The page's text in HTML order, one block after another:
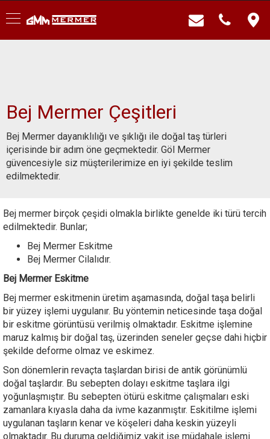
Bej Mermer Çeşitleri
Bej Mermer dayanıklılığı ve şıklığı ile doğal taş türleri
içerisinde bir adım öne geçmektedir. Göl Mermer
güvencesiyle siz müşterilerimize en iyi şekilde teslim
edilmektedir.
Bej mermer birçok çeşidi olmakla birlikte genelde iki türü tercih
edilmektedir. Bunlar;
Bej Mermer Eskitme
Bej Mermer Cilalıdır.
Bej Mermer Eskitme
Bej mermer eskitmenin üretim aşamasında, doğal taşa belirli
bir yüzey işlemi uygulanır. Bu yöntemin neticesinde taşa doğal
bir eskitme görüntüsü verilmiş olmaktadır. Eskitme işlemine
maruz kalmış bir doğal taş, üzerinden seneler geçse dahi hiçbir
şekilde deforme olmaz ve eskimez.
Son dönemlerin revaçta taşlardan birisi de antik görünümlü
doğal taşlardır. Bu sebepten dolayı eskitme taşlara ilgi
yoğunlaşmıştır. Bu sebepten ötürü eskitme çalışmaları eski
zamanlara kıyasla daha da ivme kazanmıştır. Eskitilme işlemi
uygulanan taşların kenar ve köşeleri daha keskin yüzeyli
olmaktadır. Bu duruma geldiğimiz vakit ise müdahale işlemi